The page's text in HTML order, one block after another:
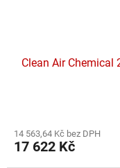
Clean Air
produktu
je
14 563,64 Kč bez DPH
17 622 Kč